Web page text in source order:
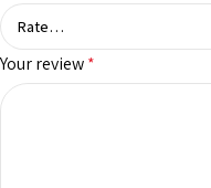
Your review*